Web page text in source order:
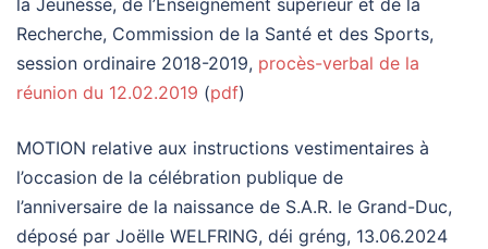
la Jeunesse, de l’Enseignement supérieur et de la
Recherche, Commission de la Santé et des Sports,
session ordinaire 2018-2019, procès-verbal de la
réunion du 12.02.2019 (pdf)
MOTION relative aux instructions vestimentaires à
l’occasion de la célébration publique de
l’anniversaire de la naissance de S.A.R. le Grand-Duc,
déposé par Joëlle WELFRING, déi gréng, 13.06.2024